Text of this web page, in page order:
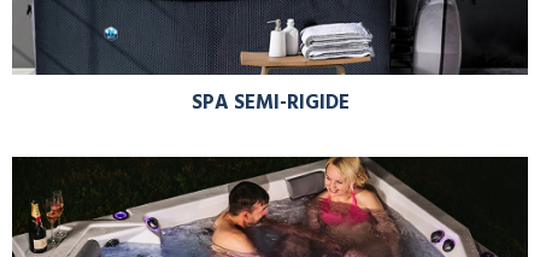
SPA SEMI-RIGIDE